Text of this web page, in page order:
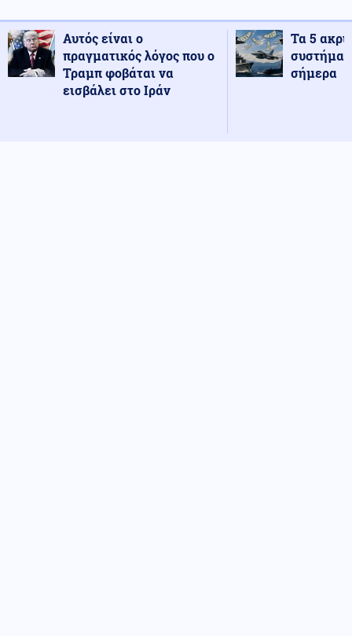
Αυτός είναι ο
πραγματικός λόγος που ο
Τραμπ φοβάται να
εισβάλει στο Ιράν
Τα 5
σήμερα